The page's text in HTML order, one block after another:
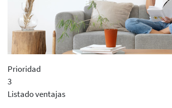
Prioridad
3
Listado ventajas